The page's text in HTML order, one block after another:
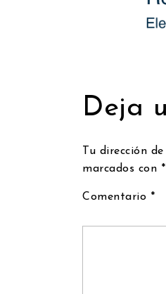
Deja
Tu dirección
marcados con *
Comentario *